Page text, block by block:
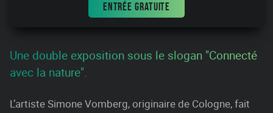
ENTRÉE GRATUITE
Une double exposition sous le slogan "Connecté
avec la nature".
L’artiste Simone Vomberg, originaire de Cologne, fait